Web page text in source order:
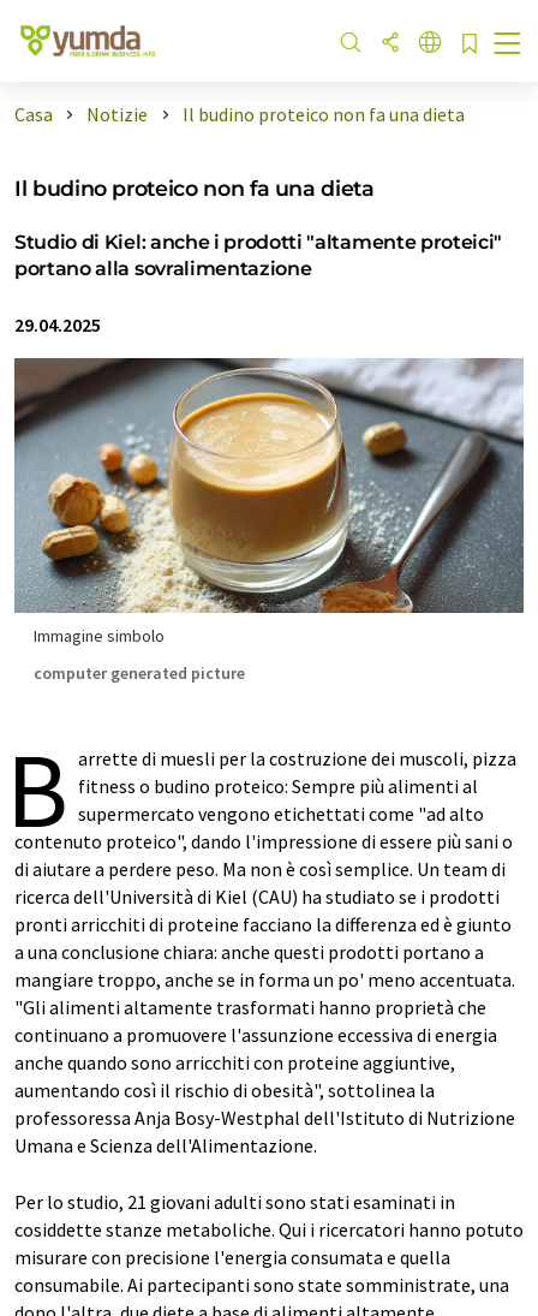
Casa Notizie Il budino proteico non fa una dieta
Il budino proteico non fa una dieta
Studio di Kiel: anche i prodotti "altamente proteici"
portano alla sovralimentazione
29.04.2025
Immagine simbolo
computer generated picture
B arrette di muesli per la costruzione dei muscoli, pizza
fitness o budino proteico: Sempre più alimenti al
supermercato vengono etichettati come "ad alto
contenuto proteico", dando l'impressione di essere più sani o
di aiutare a perdere peso. Ma non è così semplice. Un team di
ricerca dell'Università di Kiel (CAU) ha studiato se i prodotti
pronti arricchiti di proteine facciano la differenza ed è giunto
a una conclusione chiara: anche questi prodotti portano a
mangiare troppo, anche se in forma un po' meno accentuata.
"Gli alimenti altamente trasformati hanno proprietà che
continuano a promuovere l'assunzione eccessiva di energia
anche quando sono arricchiti con proteine aggiuntive,
aumentando così il rischio di obesità", sottolinea la
professoressa Anja Bosy-Westphal dell'Istituto di Nutrizione
Umana e Scienza dell'Alimentazione.
Per lo studio, 21 giovani adulti sono stati esaminati in
cosiddette stanze metaboliche. Qui i ricercatori hanno potuto
misurare con precisione l'energia consumata e quella
consumabile. Ai partecipanti sono state somministrate, una